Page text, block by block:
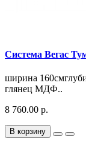
Система Вегас
ширина
глянец МДФ..
8 760.00 р.
В корзину